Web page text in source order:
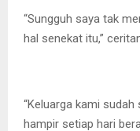
“Sungguh saya tak
hal senekat itu,”
“Keluarga kami
hampir setiap hari